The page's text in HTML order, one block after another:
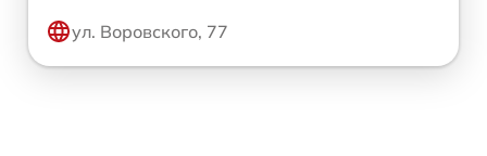
ул. Воровского, 77